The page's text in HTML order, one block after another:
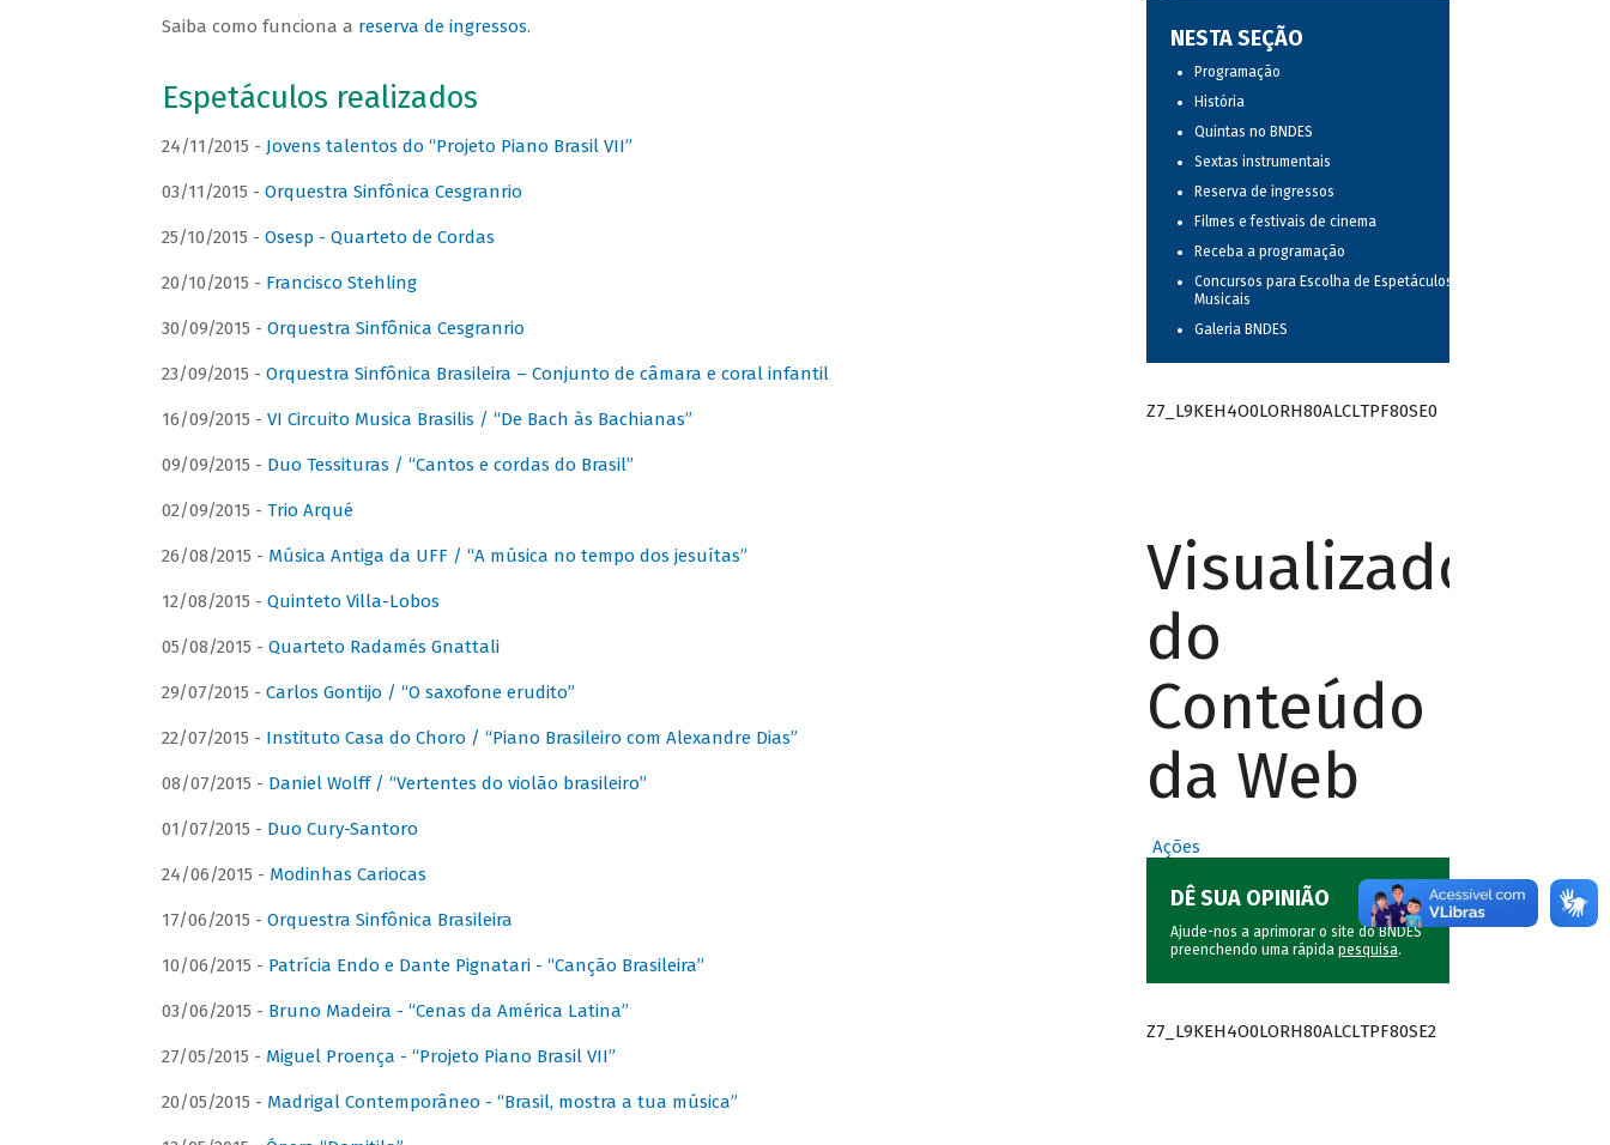
Saiba como funciona a reserva de ingressos.
Espetáculos realizados
24/11/2015 - Jovens talentos do “Projeto Piano Brasil VII”
03/11/2015 - Orquestra Sinfônica Cesgranrio
25/10/2015 - Osesp - Quarteto de Cordas
20/10/2015 - Francisco Stehling
30/09/2015 - Orquestra Sinfônica Cesgranrio
23/09/2015 - Orquestra Sinfônica Brasileira – Conjunto de câmara e coral infantil
16/09/2015 - VI Circuito Musica Brasilis / “De Bach às Bachianas”
09/09/2015 - Duo Tessituras / “Cantos e cordas do Brasil”
02/09/2015 - Trio Arqué
26/08/2015 - Música Antiga da UFF / “A música no tempo dos jesuítas”
12/08/2015 - Quinteto Villa-Lobos
05/08/2015 - Quarteto Radamés Gnattali
29/07/2015 - Carlos Gontijo / “O saxofone erudito”
22/07/2015 - Instituto Casa do Choro / “Piano Brasileiro com Alexandre Dias”
08/07/2015 - Daniel Wolff / “Vertentes do violão brasileiro”
01/07/2015 - Duo Cury-Santoro
24/06/2015 - Modinhas Cariocas
17/06/2015 - Orquestra Sinfônica Brasileira
10/06/2015 - Patrícia Endo e Dante Pignatari - “Canção Brasileira”
03/06/2015 - Bruno Madeira - “Cenas da América Latina”
27/05/2015 - Miguel Proença - “Projeto Piano Brasil VII”
20/05/2015 - Madrigal Contemporâneo - “Brasil, mostra a tua música”
NESTA SEÇÃO
Programação
História
Quintas no BNDES
Sextas instrumentais
Reserva de ingressos
Filmes e festivais de cinema
Receba a programação
Concursos para Escolha de Espetáculos
Musicais
Galeria BNDES
Z7_L9KEH4O0LORH80ALCLTPF80SE0
Visualizador
do
Conteúdo
da Web
Ações
DÊ SUA OPINIÃO
Ajude-nos a aprimorar o site do BNDES
preenchendo uma rápida pesquisa.
Z7_L9KEH4O0LORH80ALCLTPF80SE2